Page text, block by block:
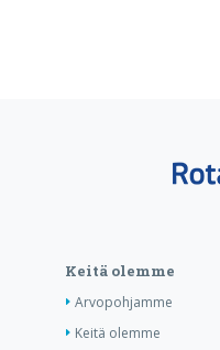
Keitä olemme
Arvopohjamme
Keitä olemme